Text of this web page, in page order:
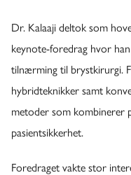
Dr. Kalaaji deltok som
keynote-foredrag hvor
tilnærming til brystkirurgi.
hybridteknikker samt
metoder som kombinerer
pasientsikkerhet.
Foredraget vakte stor